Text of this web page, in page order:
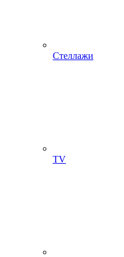
Стеллажи
ТV